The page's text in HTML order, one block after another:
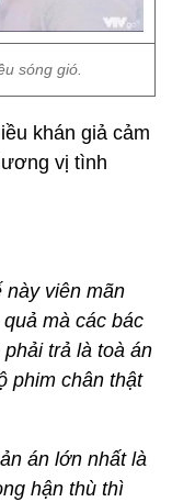
sóng gió.
khán giả cảm
vị tình
này viên mãn
mà các bác
trả là toà án
phim chân thật
án lớn nhất là
hận thù thì